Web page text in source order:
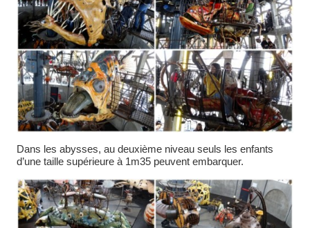
Dans les abysses, au deuxième niveau seuls les enfants
d’une taille supérieure à 1m35 peuvent embarquer.